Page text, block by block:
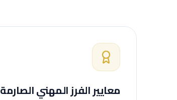
معايير الفرز المهني الصارمة